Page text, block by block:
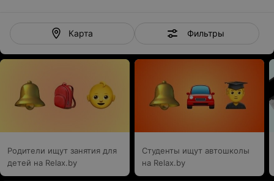
Карта Фильтры
Родители ищут занятия для
детей на Relax.by
Студенты ищут автошколы
на Relax.by